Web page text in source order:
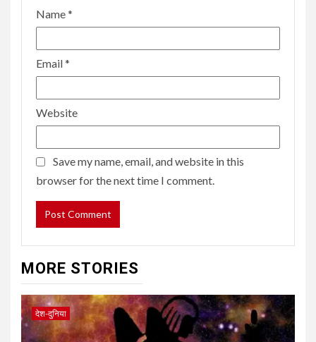
Name*
Email*
Website
Save my name, email, and website in this
browser for the next time I comment.
MORE STORIES
देश-दुनिया